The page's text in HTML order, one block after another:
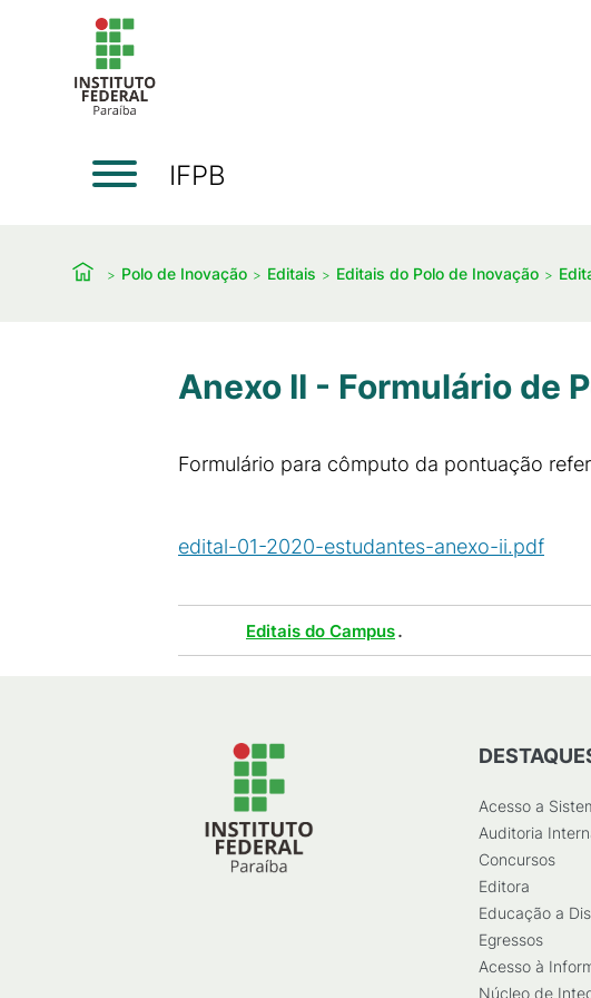
IFPB
Polo de Inovação Editais Editais do Polo de Inovação
Anexo II - Formulário de
Formulário para cômputo da pontuação
edital-01-2020-estudantes-anexo-ii.pdf
Editais do Campus.
Acesso a
Auditoria
Concursos
Editora
Educação a
Egressos
Acesso à
Núcleo de